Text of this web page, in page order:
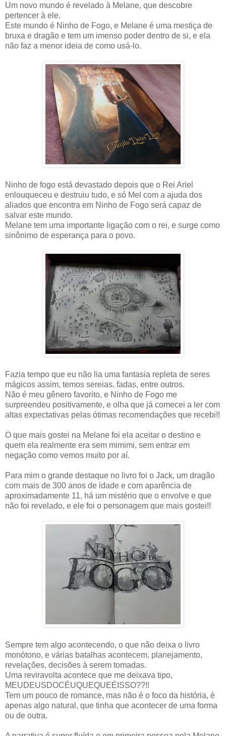
Um novo mundo é revelado à Melane, que descobre
pertencer à ele.
Este mundo é Ninho de Fogo, e Melane é uma mestiça de
bruxa e dragão e tem um imenso poder dentro de si, e ela
não faz a menor ideia de como usá-lo.
Ninho de fogo está devastado depois que o Rei Ariel
enlouqueceu e destruiu tudo, e só Mel com a ajuda dos
aliados que encontra em Ninho de Fogo será capaz de
salvar este mundo.
Melane tem uma importante ligação com o rei, e surge como
sinônimo de esperança para o povo.
Fazia tempo que eu não lia uma fantasia repleta de seres
mágicos assim, temos sereias. fadas, entre outros.
Não é meu gênero favorito, e Ninho de Fogo me
surpreendeu positivamente, e olha que já comecei a ler com
altas expectativas pelas ótimas recomendações que recebi!!
O que mais gostei na Melane foi ela aceitar o destino e
quem ela realmente era sem mimimi, sem entrar em
negação como vemos muito por aí.
Para mim o grande destaque no livro foi o Jack, um dragão
com mais de 300 anos de idade e com aparência de
aproximadamente 11, há um mistério que o envolve e que
não foi revelado, e ele foi o personagem que mais gostei!!
Sempre tem algo acontecendo, o que não deixa o livro
monótono, e várias batalhas acontecem, planejamento,
revelações, decisões à serem tomadas.
Uma reviravolta acontece que me deixava tipo,
MEUDEUSDOCÉUQUEQUEÉISSO??!!
Tem um pouco de romance, mas não é o foco da história, é
apenas algo natural, que tinha que acontecer de uma forma
ou de outra.